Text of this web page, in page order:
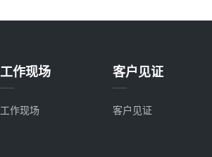
工作现场
工作现场
客户见证
客户见证